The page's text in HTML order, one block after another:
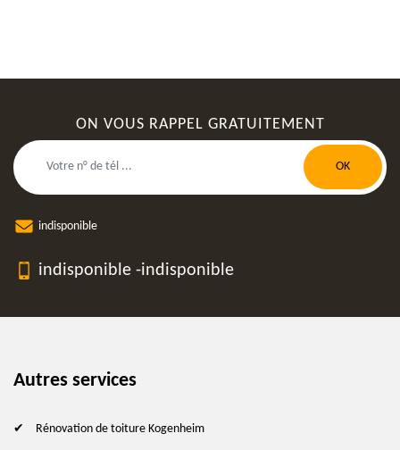
ON VOUS RAPPEL GRATUITEMENT
indisponible
indisponible -indisponible
Autres services
Rénovation de toiture Kogenheim